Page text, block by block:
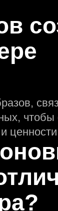
чтобы
ценности